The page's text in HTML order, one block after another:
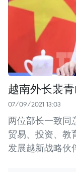
越南外长裴
07/09/2021 13:03
两位部长一致同
贸易、投资、教
发展越新战略伙